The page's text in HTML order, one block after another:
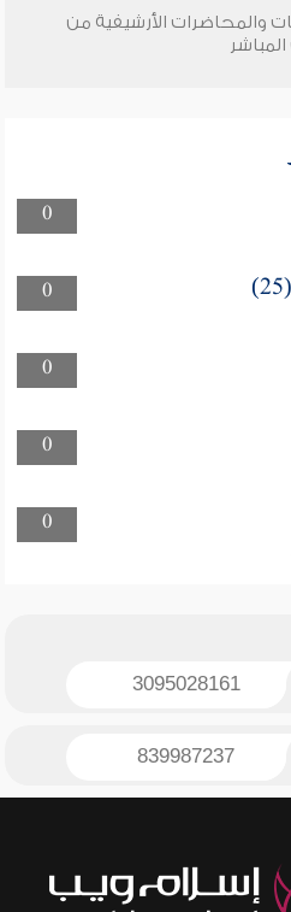
والمحاضرات الأرشيفية من
0
0
0
0
0
3095028161
839987237